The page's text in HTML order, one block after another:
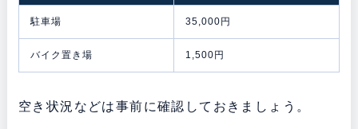
駐車場 35,000円
バイク置き場 1,500円
空き状況などは事前に確認しておきましょう。